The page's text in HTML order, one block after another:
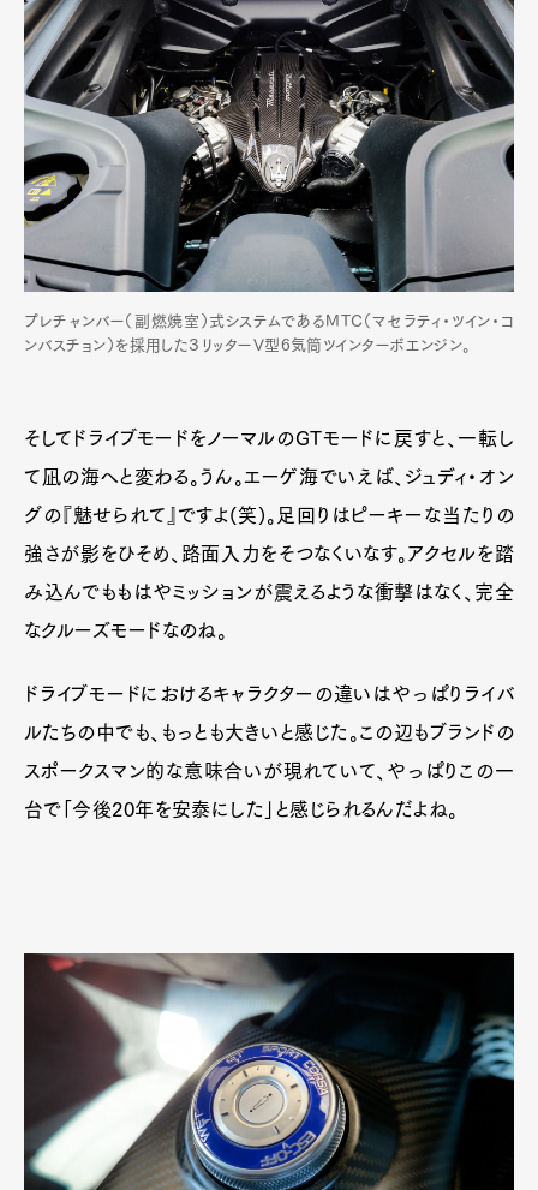
プレチャンバー（副燃焼室）式システムであるMTC（マセラティ・ツイン・コ
ンバスチョン）を採用した３リッターV型6気筒ツインターボエンジン。
そしてドライブモードをノーマルのGTモードに戻すと、一転し
て凪の海へと変わる。うん。エーゲ海でいえば、ジュディ・オン
グの『魅せられて』ですよ(笑)。足回りはピーキーな当たりの
強さが影をひそめ、路面入力をそつなくいなす。アクセルを踏
み込んでももはやミッションが震えるような衝撃はなく、完全
なクルーズモードなのね。
ドライブモードにおけるキャラクターの違いはやっぱりライバ
ルたちの中でも、もっとも大きいと感じた。この辺もブランドの
スポークスマン的な意味合いが現れていて、やっぱりこの一
台で「今後20年を安泰にした」と感じられるんだよね。